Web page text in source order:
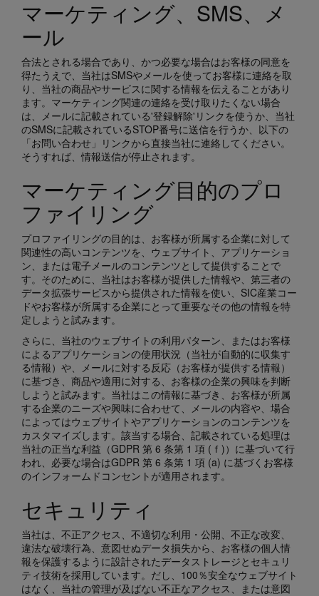
マーケティング、SMS、メ
ール
合法とされる場合であり、かつ必要な場合はお客様の同意を
得たうえで、当社はSMSやメールを使ってお客様に連絡を取
り、当社の商品やサービスに関する情報を伝えることがあり
ます。マーケティング関連の連絡を受け取りたくない場合
は、メールに記載されている'登録解除'リンクを使うか、当社
のSMSに記載されているSTOP番号に送信を行うか、以下の
「お問い合わせ」リンクから直接当社に連絡してください。
そうすれば、情報送信が停止されます。
マーケティング目的のプロ
ファイリング
プロファイリングの目的は、お客様が所属する企業に対して
関連性の高いコンテンツを、ウェブサイト、アプリケーショ
ン、または電子メールのコンテンツとして提供することで
す。そのために、当社はお客様が提供した情報や、第三者の
データ拡張サービスから提供された情報を使い、SIC産業コー
ドやお客様が所属する企業にとって重要なその他の情報を特
定しようと試みます。
さらに、当社のウェブサイトの利用パターン、またはお客様
によるアプリケーションの使用状況（当社が自動的に収集す
る情報）や、メールに対する反応（お客様が提供する情報）
に基づき、商品や適用に対する、お客様の企業の興味を判断
しようと試みます。当社はこの情報に基づき、お客様が所属
する企業のニーズや興味に合わせて、メールの内容や、場合
によってはウェブサイトやアプリケーションのコンテンツを
カスタマイズします。該当する場合、記載されている処理は
当社の正当な利益（GDPR 第 6 条第 1 項 (ｆ)）に基づいて行
われ、必要な場合はGDPR 第 6 条第 1 項 (a) に基づくお客様
のインフォームドコンセントが適用されます。
セキュリティ
当社は、不正アクセス、不適切な利用・公開、不正な改変、
違法な破壊行為、意図せぬデータ損失から、お客様の個人情
報を保護するように設計されたデータストレージとセキュリ
ティ技術を採用しています。だし、100％安全なウェブサイト
はなく、当社の管理が及ばない不正なアクセス、または意図